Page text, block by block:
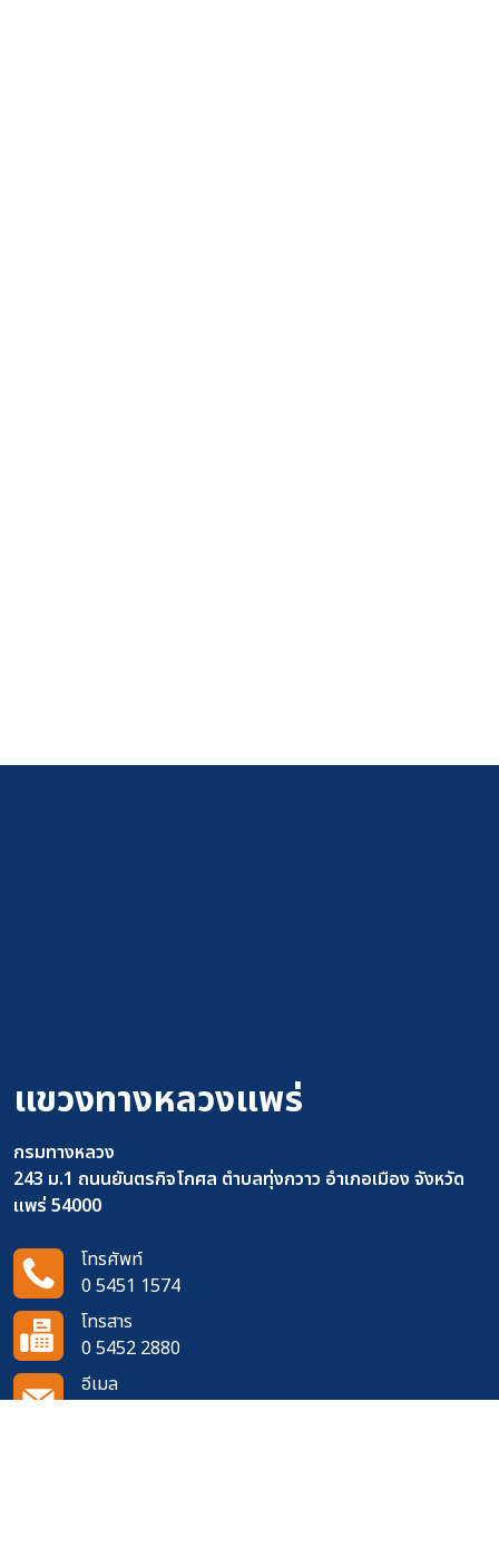
แขวงทางหลวงแพร่
กรมทางหลวง
243 ม.1 ถนนยันตรกิจโกศล ตำบลทุ่งกวาว อำเภอเมือง จังหวัด
แพร่ 54000
โทรศัพท์
0 5451 1574
โทรสาร
0 5452 2880
อีเมล